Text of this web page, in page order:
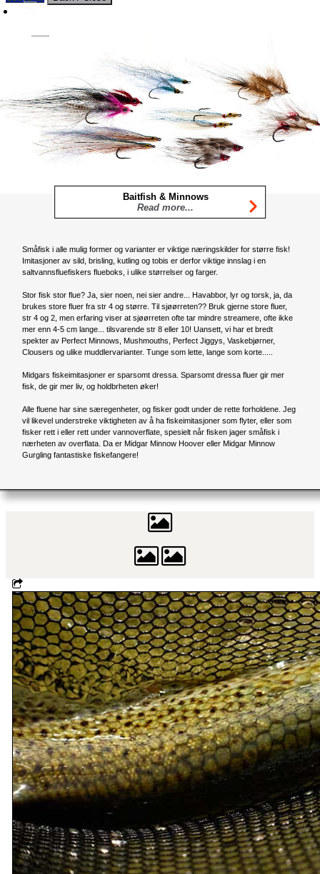
Flytying Workshop & Guiding
- retail sales to private customers, wholesale to shops
Baitfish & Minnows
Read more...
Småfisk i alle mulig former og varianter er viktige næringskilder for større fisk!
Imitasjoner av sild, brisling, kutling og tobis er derfor viktige innslag i en
saltvannsfluefiskers flueboks, i ulike størrelser og farger.
Stor fisk stor flue? Ja, sier noen, nei sier andre... Havabbor, lyr og torsk, ja, da
brukes store fluer fra str 4 og større. Til sjøørreten?? Bruk gjerne store fluer,
str 4 og 2, men erfaring viser at sjøørreten ofte tar mindre streamere, ofte ikke
mer enn 4-5 cm lange... tilsvarende str 8 eller 10! Uansett, vi har et bredt
spekter av Perfect Minnows, Mushmouths, Perfect Jiggys, Vaskebjørner,
Clousers og ulike muddlervarianter. Tunge som lette, lange som korte.....
Midgars fiskeimitasjoner er sparsomt dressa. Sparsomt dressa fluer gir mer
fisk, de gir mer liv, og holdbrheten øker!
Alle fluene har sine særegenheter, og fisker godt under de rette forholdene. Jeg
vil likevel understreke viktigheten av å ha fiskeimitasjoner som flyter, eller som
fisker rett i eller rett under vannoverflate, spesielt når fisken jager småfisk i
nærheten av overflata. Da er Midgar Minnow Hoover eller Midgar Minnow
Gurgling fantastiske fiskefangere!